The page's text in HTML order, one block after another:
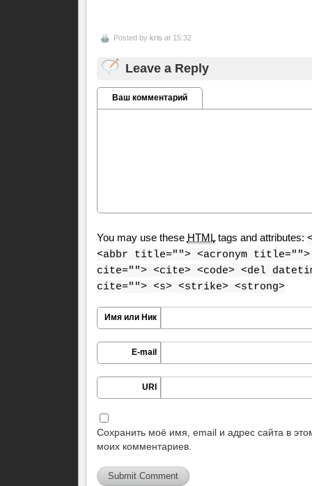
Posted by kris at 15:32
Leave a Reply
Ваш комментарий
You may use these HTMLtags and attributes:
<abbr title=""> <acronym title="">
cite=""> <cite> <code> <del
cite=""> <s> <strike> <strong>
Имя или Ник
E-mail
URI
Сохранить моё имя, email и адрес сайта в
моих комментариев.